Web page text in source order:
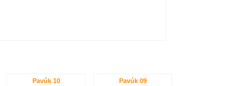
Pavúk 10 Pavúk 09